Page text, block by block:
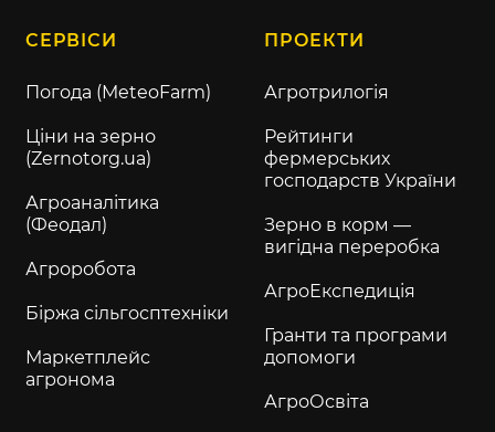
СЕРВІСИ
Погода (MeteoFarm)
Ціни на зерно
(Zernotorg.ua)
Агроаналітика
(Феодал)
Агроробота
Біржа сільгосптехніки
Маркетплейс
агронома
ПРОЕКТИ
Агротрилогія
Рейтинги
фермерських
господарств України
Зерно в корм —
вигідна переробка
АгроЕкспедиція
Гранти та програми
допомоги
АгроОсвіта